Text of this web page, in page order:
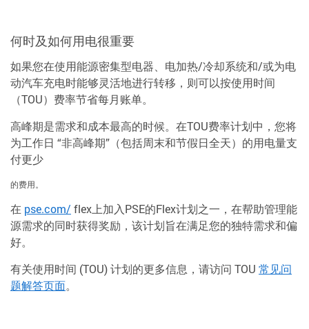
何时及如何用电很重要
如果您在使用能源密集型电器、电加热/冷却系统和/或为电
动汽车充电时能够灵活地进行转移，则可以按使用时间
（TOU）费率节省每月账单。
高峰期是需求和成本最高的时候。在TOU费率计划中，您将
为工作日 “非高峰期”（包括周末和节假日全天）的用电量支
付更少
的费用。
在 pse.com/ flex上加入PSE的Flex计划之一，在帮助管理能
源需求的同时获得奖励，该计划旨在满足您的独特需求和偏
好。
有关使用时间 (TOU) 计划的更多信息，请访问 TOU 常见问
题解答页面。